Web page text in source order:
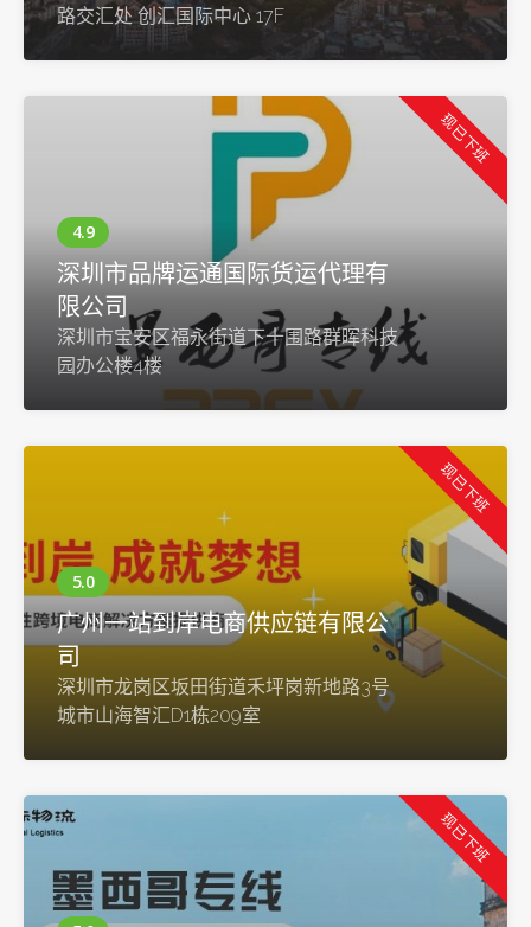
路交汇处 创汇国际中心 17F
现已下班
深圳市品牌运通国际货运代理有
限公司
深圳市宝安区福永街道下十围路群晖科技
园办公楼4楼
现已下班
广州一站到岸电商供应链有限公
司
深圳市龙岗区坂田街道禾坪岗新地路3号
城市山海智汇D1栋209室
现已下班